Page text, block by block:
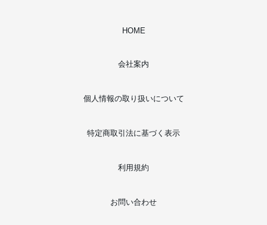
HOME
会社案内
個人情報の取り扱いについて
特定商取引法に基づく表示
利用規約
お問い合わせ